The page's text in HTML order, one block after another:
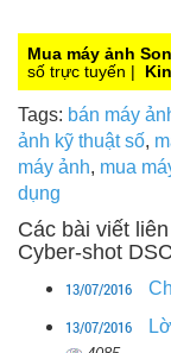
Mua máy ảnh
số trực tuyến |
Tags: bán máy
ảnh kỹ thuật số,
máy ảnh, mua
dụng
Các bài viết
Cyber-shot
13/07/2016
13/07/2016